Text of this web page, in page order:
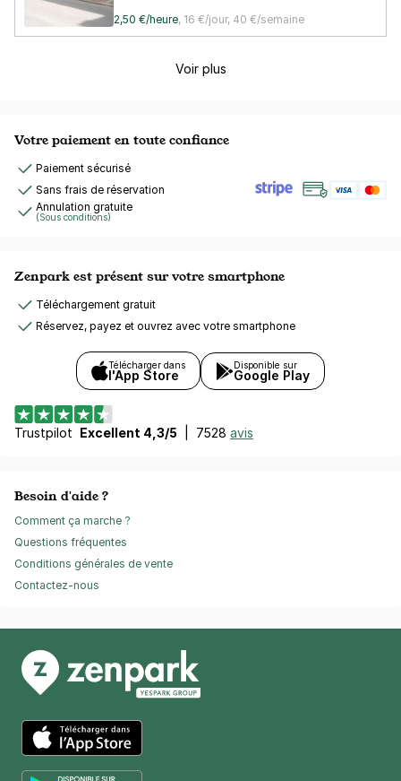
2,50 €/heure, 16 €/jour, 40 €/semaine
Voir plus
Votre paiement en toute confiance
Paiement sécurisé
Sans frais de réservation
Annulation gratuite
(Sous conditions)
Zenpark est présent sur votre smartphone
Téléchargement gratuit
Réservez, payez et ouvrez avec votre smartphone
Télécharger dans
l'App Store
Disponible sur
Google Play
Trustpilot Excellent 4,3/5 7528 avis
Besoin d'aide ?
Comment ça marche ?
Questions fréquentes
Conditions générales de vente
Contactez-nous
App Store